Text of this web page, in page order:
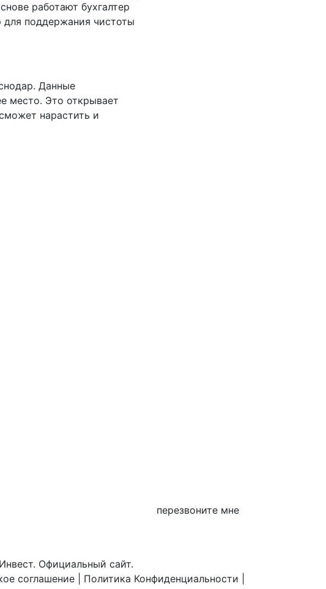
работают бухгалтер
для поддержания чистоты
Данные
место. Это открывает
нарастить и
перезвоните мне
Официальный сайт.
соглашение
Политика Конфиденциальности